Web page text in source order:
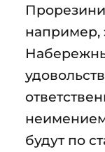
например,
будут по